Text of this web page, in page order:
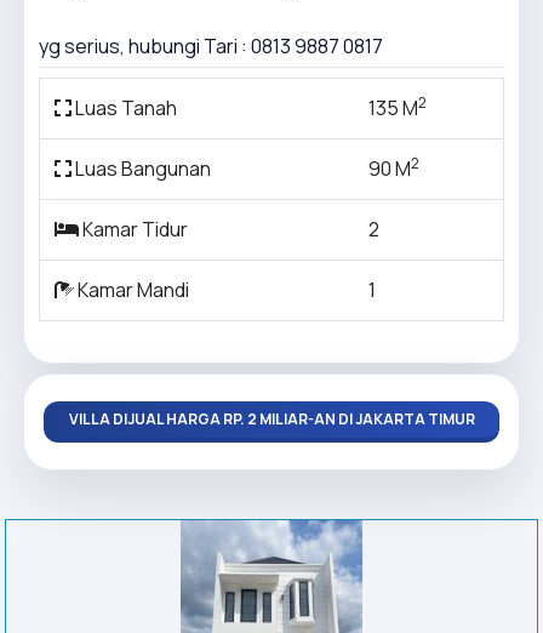
yg serius, hubungi Tari : 0813 9887 0817
Luas Tanah 135 M2
Luas Bangunan 90 M2
Kamar Tidur 2
Kamar Mandi 1
VILLA DIJUAL HARGA RP. 2 MILIAR-AN DI JAKARTA TIMUR